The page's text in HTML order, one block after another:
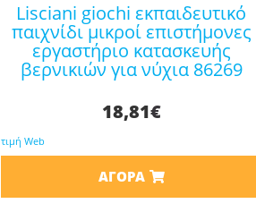
lisciani giochi εκπαιδευτικό
παιχνίδι μικροί επιστήμονες
εργαστήριο κατασκευής
βερνικιών για νύχια 86269
18,81€
τιμή Web
ΑΓΟΡΆ